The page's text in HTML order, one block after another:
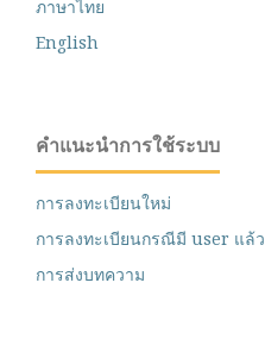
ภาษาไทย
English
คำแนะนำการใช้ระบบ
การลงทะเบียนใหม่
การลงทะเบียนกรณีมี user แล้ว
การส่งบทความ